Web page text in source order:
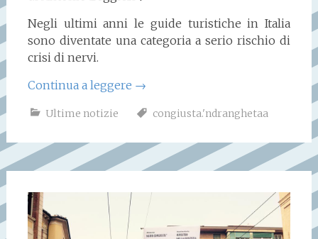
Negli ultimi anni le guide turistiche in Italia
sono diventate una categoria a serio rischio di
crisi di nervi.
Continua a leggere →
Ultime notizie congiusta.'ndranghetaa